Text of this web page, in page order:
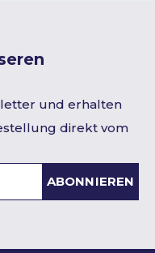
und erhalten
direkt vom
ABONNIEREN